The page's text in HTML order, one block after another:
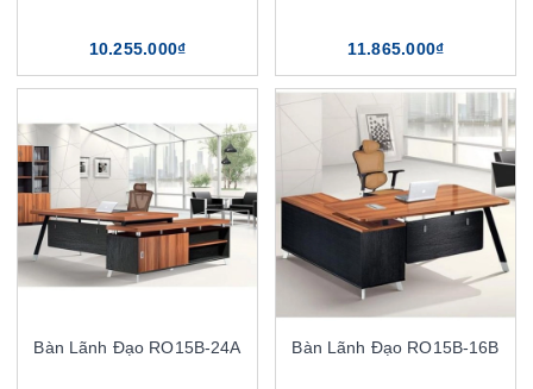
10.255.000₫ 11.865.000₫
Bàn Lãnh Đạo RO15B-24A Bàn Lãnh Đạo RO15B-16B